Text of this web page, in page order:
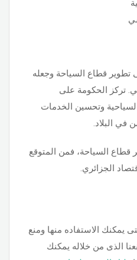
تطوير قطاع السياحة وجعله
تركز الحكومة على
السياحية وتحسين الخدمات
في البلاد.
السياحة، فمن المتوقع
الجزائري.
يمكنك الاستفاده منها ومنع
الذى من خلاله يمكنك